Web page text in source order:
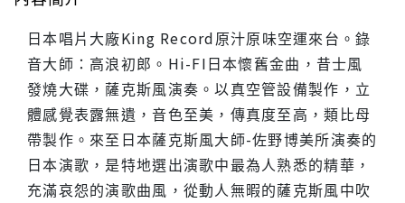
日本唱片大廠King Record原汁原味空運來台。錄
音大師：高浪初郎。Hi-FI日本懷舊金曲，昔士風
發燒大碟，薩克斯風演奏。以真空管設備製作，立
體感覺表露無遺，音色至美，傳真度至高，類比母
帶製作。來至日本薩克斯風大師-佐野博美所演奏的
日本演歌，是特地選出演歌中最為人熟悉的精華，
充滿哀怨的演歌曲風，從動人無暇的薩克斯風中吹